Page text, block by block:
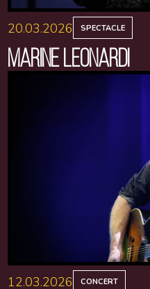
20.03.2026 SPECTACLE
MARINE LEONARDI
12.03.2026 CONCERT